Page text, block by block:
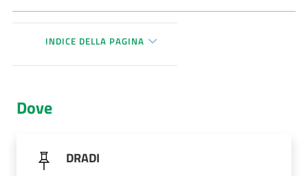
Luoghi
Comunica
INDICE DELLA PAGINA
Dove
DRADI